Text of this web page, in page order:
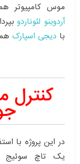
موس کامپیوتر
آردوینو لئوناردو
با دیجی اسپارک
کنترل
در این پروژه با
یک تاچ سوئیج